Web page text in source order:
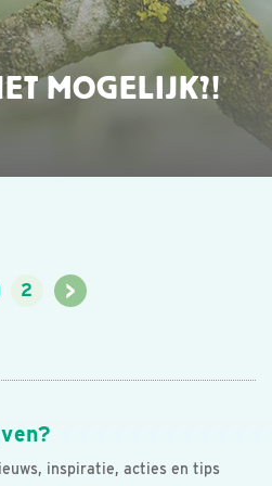
MOGELIJK?!
2 >
inspiratie, acties en tips